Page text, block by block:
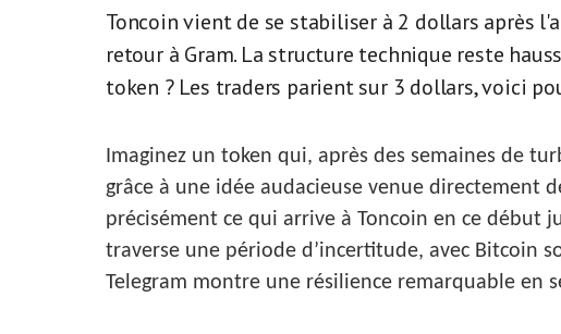
Toncoin vient de se stabiliser à 2 dollars après
retour à Gram. La structure technique reste
token ? Les traders parient sur 3 dollars, voici
Imaginez un token qui, après des semaines de
grâce à une idée audacieuse venue directement
précisément ce qui arrive à Toncoin en ce début
traverse une période d’incertitude, avec Bitcoin
Telegram montre une résilience remarquable en